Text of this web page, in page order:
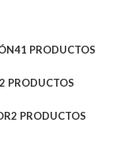
41 PRODUCTOS
PRODUCTOS
2 PRODUCTOS